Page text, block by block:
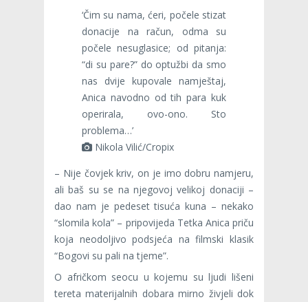
‘Čim su nama, ćeri, počele stizat
donacije na račun, odma su
počele nesuglasice; od pitanja:
“di su pare?” do optužbi da smo
nas dvije kupovale namještaj,
Anica navodno od tih para kuk
operirala, ovo-ono. Sto
problema…’
Nikola Vilić/Cropix
– Nije čovjek kriv, on je imo dobru namjeru,
ali baš su se na njegovoj velikoj donaciji –
dao nam je pedeset tisuća kuna – nekako
“slomila kola” – pripovijeda Tetka Anica priču
koja neodoljivo podsjeća na filmski klasik
“Bogovi su pali na tjeme”.
O afričkom seocu u kojemu su ljudi lišeni
tereta materijalnih dobara mirno živjeli dok